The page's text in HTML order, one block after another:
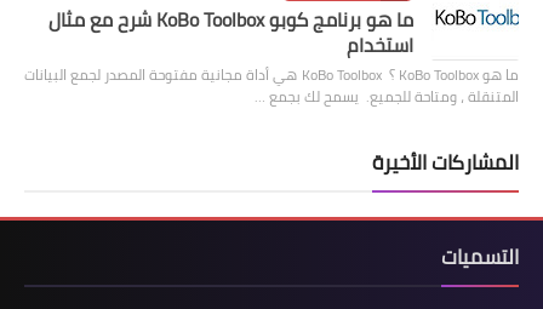
ما هو برنامج كوبو KoBo Toolbox شرح مع مثال
استخدام
ما هو KoBo Toolbox ؟ KoBo Toolbox هي أداة مجانية مفتوحة المصدر لجمع البيانات
المتنقلة ، ومتاحة للجميع. يسمح لك بجمع …
المشاركات الأخيرة
التسميات